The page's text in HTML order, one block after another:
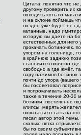
Цитата: понятно что
другому проверить их
походить хоть по
и на склоне поймешь
поздно уже будет-не
катанные. надо
которую вы даете на
естественных для него
прокачать ботиночек.
упором на голенище,
в крайнюю заднюю
становится понятно
свободно а где жмёт.
пару нажимов ботинок
почти до упора (вашего
бы посоветовал
и попрокачивать
также в течение 20-30
ботинки, постепенно
клипсы. мерять
попытаться стать на
писал автор этой темы,
сколько пятка
бы по своим